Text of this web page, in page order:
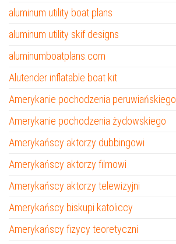
aluminum utility boat plans
aluminum utility skif designs
aluminumboatplans.com
Alutender inflatable boat kit
Amerykanie pochodzenia peruwiańskiego
Amerykanie pochodzenia żydowskiego
Amerykańscy aktorzy dubbingowi
Amerykańscy aktorzy filmowi
Amerykańscy aktorzy telewizyjni
Amerykańscy biskupi katoliccy
Amerykańscy fizycy teoretyczni